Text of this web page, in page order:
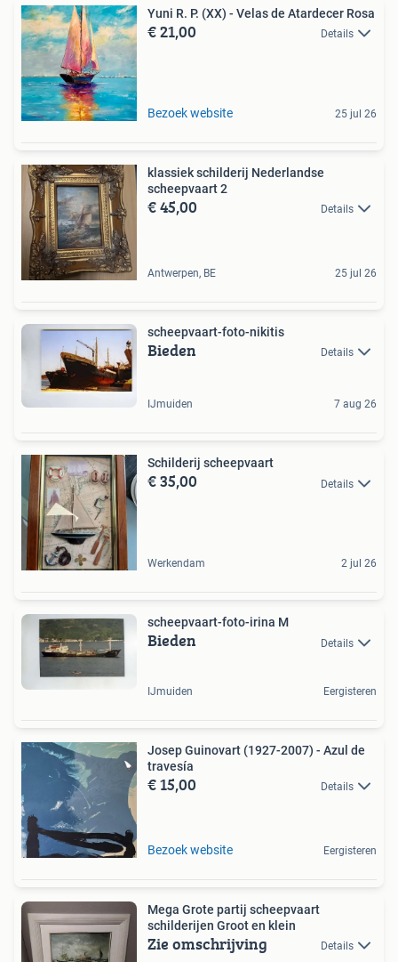
Yuni R. P. (XX) - Velas de Atardecer Rosa
€ 21,00 Details
Bezoek website 25 jul 26
klassiek schilderij Nederlandse
scheepvaart 2
€ 45,00 Details
Antwerpen, BE 25 jul 26
scheepvaart-foto-nikitis
Bieden Details
IJmuiden 7 aug 26
Schilderij scheepvaart
€ 35,00 Details
Werkendam 2 jul 26
scheepvaart-foto-irina M
Bieden Details
IJmuiden Eergisteren
Josep Guinovart (1927-2007) - Azul de
travesía
€ 15,00 Details
Bezoek website Eergisteren
Mega Grote partij scheepvaart
schilderijen Groot en klein
Zie omschrijving Details